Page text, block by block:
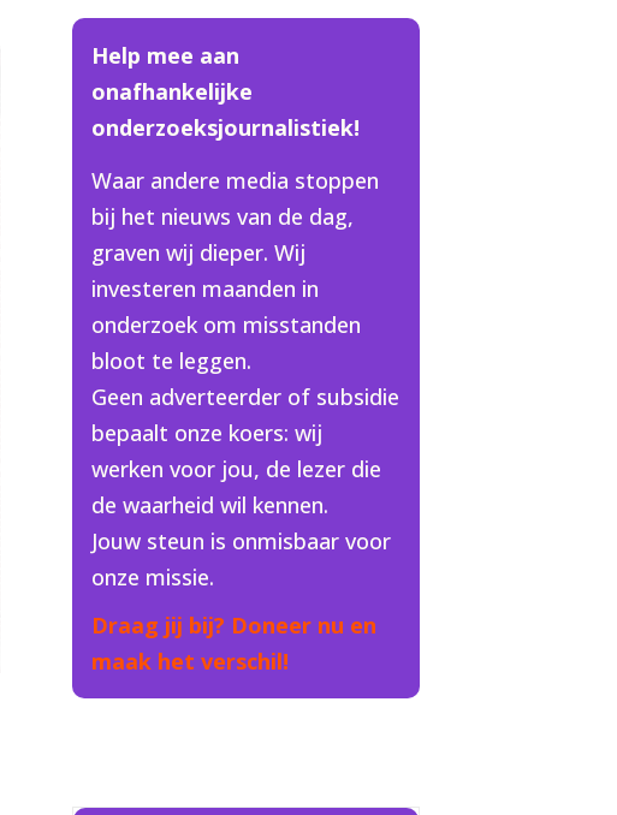
Help mee aan
onafhankelijke
onderzoeksjournalistiek!
Waar andere media stoppen
bij het nieuws van de dag,
graven wij dieper. Wij
investeren maanden in
onderzoek om misstanden
bloot te leggen.
Geen adverteerder of subsidie
bepaalt onze koers: wij
werken voor jou, de lezer die
de waarheid wil kennen.
Jouw steun is onmisbaar voor
onze missie.
Draag jij bij? Doneer nu en
maak het verschil!